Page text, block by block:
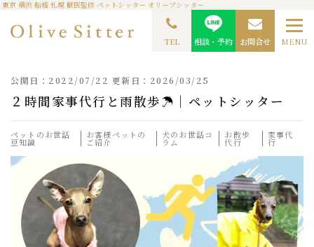
東京 横浜 船橋 札幌 獣医監修 ペットシッター オリーブシッター
MENU
TEL 相談・予約 お問合せ
ペットのお世話豆知識
２時間家事代行と雨散歩☂｜
ペットシッター
公開日：2022/07/22 更新日：2026/03/25
２時間家事代行と雨散歩☂｜ペットシッター
ペットのお世話
豆知識
お客様ペットの
ご紹介
犬のお世話コ
ラム
お散歩
代行
家事代
行